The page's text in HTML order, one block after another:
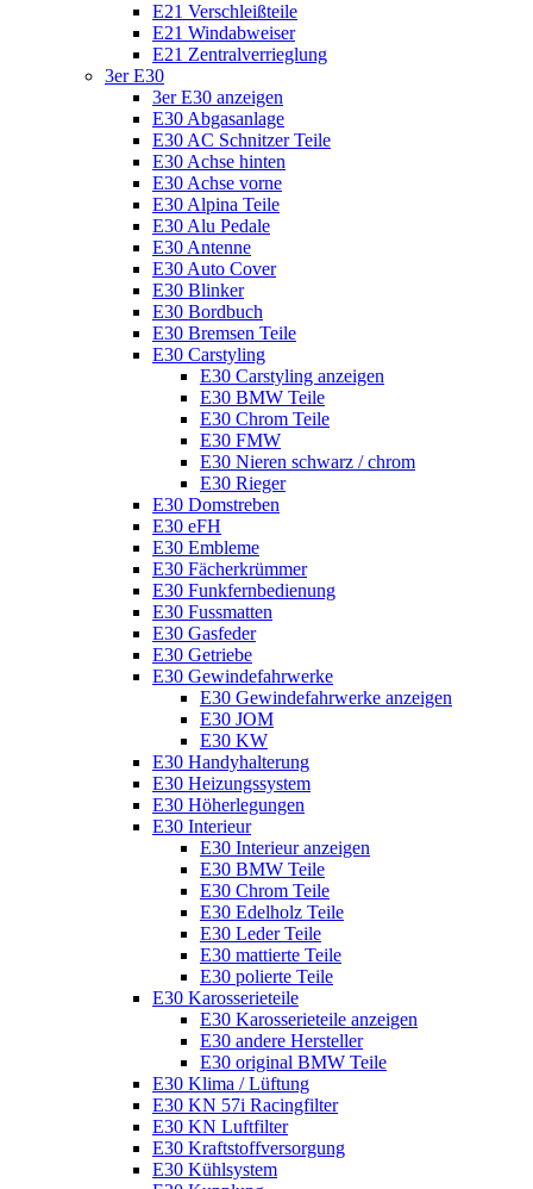
E21 Verschleißteile
E21 Windabweiser
E21 Zentralverrieglung
3er E30
3er E30 anzeigen
E30 Abgasanlage
E30 AC Schnitzer Teile
E30 Achse hinten
E30 Achse vorne
E30 Alpina Teile
E30 Alu Pedale
E30 Antenne
E30 Auto Cover
E30 Blinker
E30 Bordbuch
E30 Bremsen Teile
E30 Carstyling
E30 Carstyling anzeigen
E30 BMW Teile
E30 Chrom Teile
E30 FMW
E30 Nieren schwarz / chrom
E30 Rieger
E30 Domstreben
E30 eFH
E30 Embleme
E30 Fächerkrümmer
E30 Funkfernbedienung
E30 Fussmatten
E30 Gasfeder
E30 Getriebe
E30 Gewindefahrwerke
E30 Gewindefahrwerke anzeigen
E30 JOM
E30 KW
E30 Handyhalterung
E30 Heizungssystem
E30 Höherlegungen
E30 Interieur
E30 Interieur anzeigen
E30 BMW Teile
E30 Chrom Teile
E30 Edelholz Teile
E30 Leder Teile
E30 mattierte Teile
E30 polierte Teile
E30 Karosserieteile
E30 Karosserieteile anzeigen
E30 andere Hersteller
E30 original BMW Teile
E30 Klima / Lüftung
E30 KN 57i Racingfilter
E30 KN Luftfilter
E30 Kraftstoffversorgung
E30 Kühlsystem